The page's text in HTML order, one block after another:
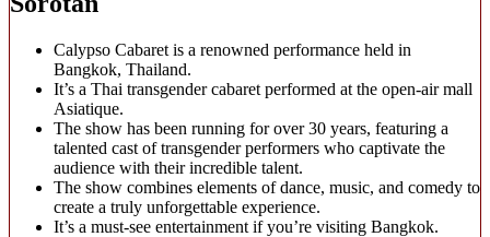
Calypso Cabaret is a renowned performance held in
Bangkok, Thailand.
It’s a Thai transgender cabaret performed at the open-air mall
Asiatique.
The show has been running for over 30 years, featuring a
talented cast of transgender performers who captivate the
audience with their incredible talent.
The show combines elements of dance, music, and comedy to
create a truly unforgettable experience.
It’s a must-see entertainment if you’re visiting Bangkok.